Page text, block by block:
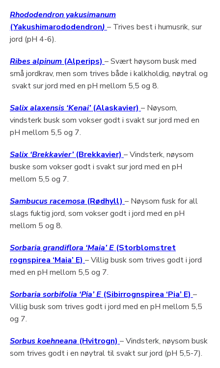
Rhododendron yakusimanum
(Yakushimarododendron) – Trives best i humusrik, sur
jord (pH 4-6).
Ribes alpinum (Alperips) – Svært høysom busk med
små jordkrav, men som trives både i kalkholdig, nøytral og
svakt sur jord med en pH mellom 5,5 og 8.
Salix alaxensis ‘Kenai’ (Alaskavier) – Nøysom,
vindsterk busk som vokser godt i svakt sur jord med en
pH mellom 5,5 og 7.
Salix ‘Brekkavier’ (Brekkavier) – Vindsterk, nøysom
buske som vokser godt i svakt sur jord med en pH
mellom 5,5 og 7.
Sambucus racemosa (Rødhyll) – Nøysom fusk for all
slags fuktig jord, som vokser godt i jord med en pH
mellom 5 og 8.
Sorbaria grandiflora ‘Maia’ E (Storblomstret
rognspirea ‘Maia’ E) – Villig busk som trives godt i jord
med en pH mellom 5,5 og 7.
Sorbaria sorbifolia ‘Pia’ E (Sibirrognspirea ‘Pia’ E) –
Villig busk som trives godt i jord med en pH mellom 5,5
og 7.
Sorbus koehneana (Hvitrogn) – Vindsterk, nøysom busk
som trives godt i en nøytral til svakt sur jord (pH 5,5-7).